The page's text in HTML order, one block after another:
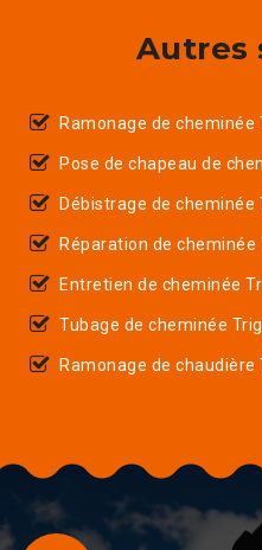
Autres
Ramonage de cheminée
Pose de chapeau de
Débistrage de cheminée
Réparation de cheminée
Entretien de cheminée
Tubage de cheminée
Ramonage de chaudière